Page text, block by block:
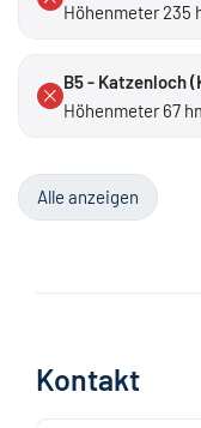
Höhenmeter 235
B5 - Katzenloch
Höhenmeter 67
Alle anzeigen
Kontakt